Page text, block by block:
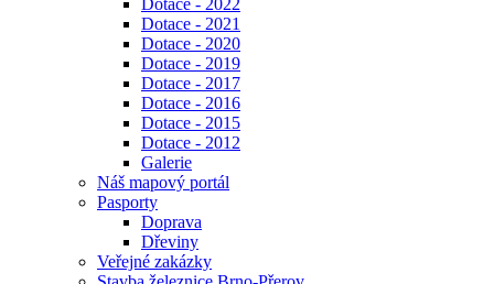
Dotace - 2022
Dotace - 2021
Dotace - 2020
Dotace - 2019
Dotace - 2017
Dotace - 2016
Dotace - 2015
Dotace - 2012
Galerie
Náš mapový portál
Pasporty
Doprava
Dřeviny
Veřejné zakázky